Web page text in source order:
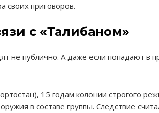
своих приговоров.
с «Талибаном»
не публично. А даже если попадают в
15 годам колонии строгого
в составе группы. Следствие